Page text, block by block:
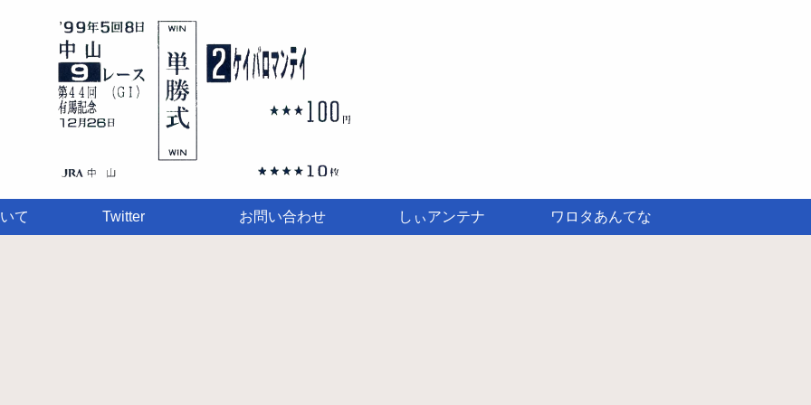
て Twitter お問い合わせ しぃアンテナ ワロタあんてな